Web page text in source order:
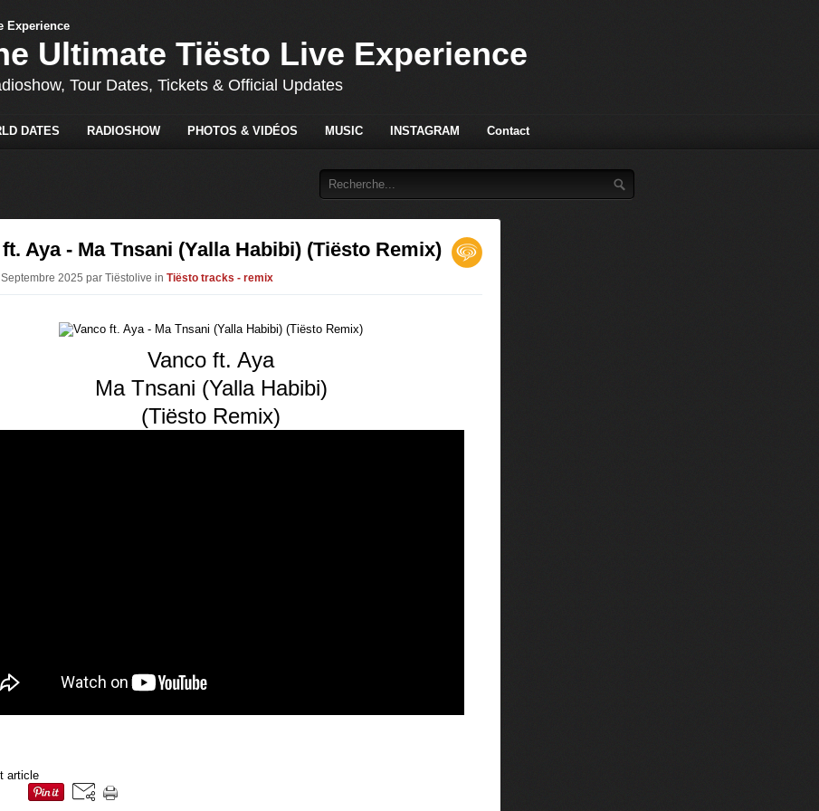
Ultimate Tiësto Live Experience
Tour Dates, Tickets & Official Updates
DATES RADIOSHOW PHOTOS & VIDÉOS MUSIC INSTAGRAM Contact
Aya - Ma Tnsani (Yalla Habibi) (Tiësto Remix)
2025 par Tiëstolive in Tiësto tracks - remix
Vanco ft. Aya
Ma Tnsani (Yalla Habibi)
(Tiësto Remix)
article